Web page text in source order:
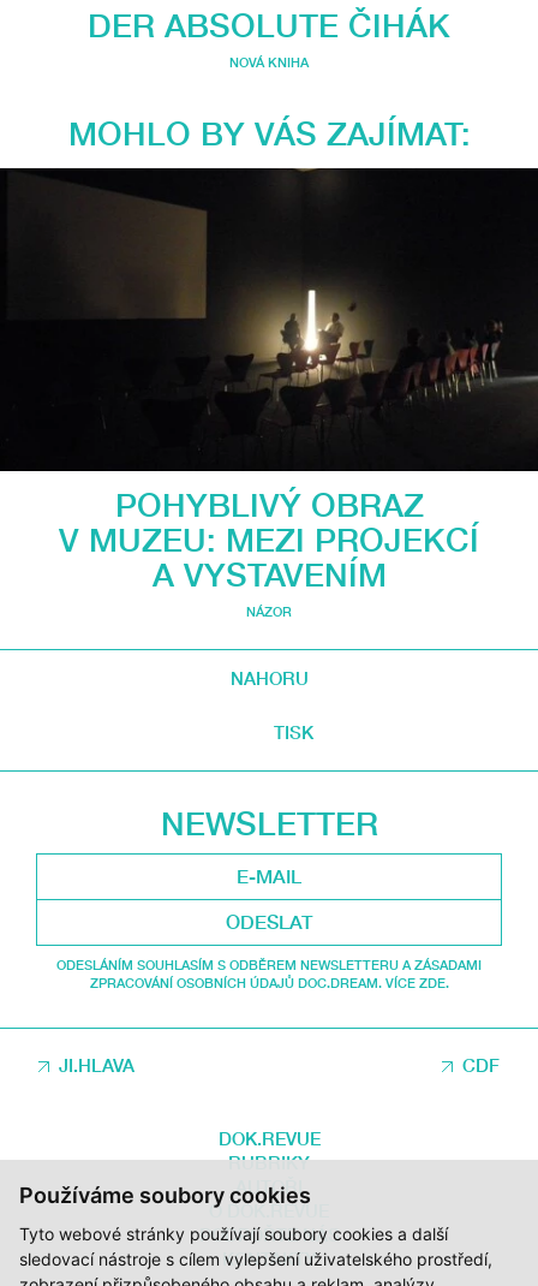
Používáme soubory cookies
Tyto webové stránky používají soubory cookies a další
sledovací nástroje s cílem vylepšení uživatelského prostředí,
DER ABSOLUTE ČIHÁK
NOVÁ KNIHA
MOHLO BY VÁS ZAJÍMAT:
POHYBLIVÝ OBRAZ
V MUZEU: MEZI PROJEKCÍ
A VYSTAVENÍM
NÁZOR
NAHORU
TISK
NEWSLETTER
ODESLAT
ODESLÁNÍM SOUHLASÍM S ODBĚREM NEWSLETTERU A ZÁSADAMI
ZPRACOVÁNÍ OSOBNÍCH ÚDAJŮ DOC.DREAM. VÍCE ZDE.
JI.HLAVA CDF
DOK.REVUE
RUBRIKY
AUTOŘI
O DOK.REVUE
PODPOŘTE NÁS
KONTAKTY